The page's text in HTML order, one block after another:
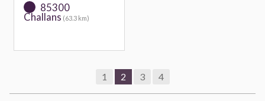
85300
Challans (63.3 km)
1 2 3 4